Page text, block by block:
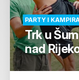
PARTY I
Trk u
nad